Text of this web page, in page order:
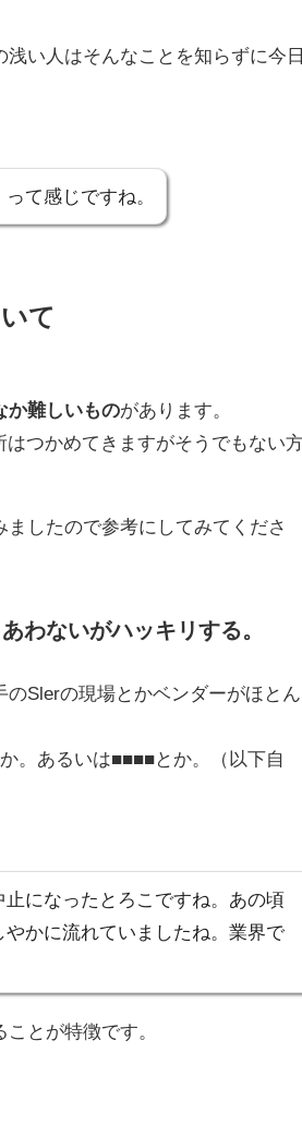
い人はそんなことを知らずに今
て感じですね。
て
か難しいものがあります。
つかめてきますがそうでもない
したので参考にしてみてくださ
わないがハッキリする。
Slerの現場とかベンダーがほとん
あるいは■■■■とか。（以下自
になったとろこですね。あの頃
かに流れていましたね。業界で
こと が特徴です。